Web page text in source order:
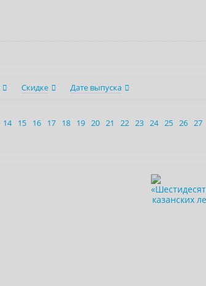
Скидке Дате выпуска
14 15 16 17 18 19 20 21 22 23 24 25 26 27